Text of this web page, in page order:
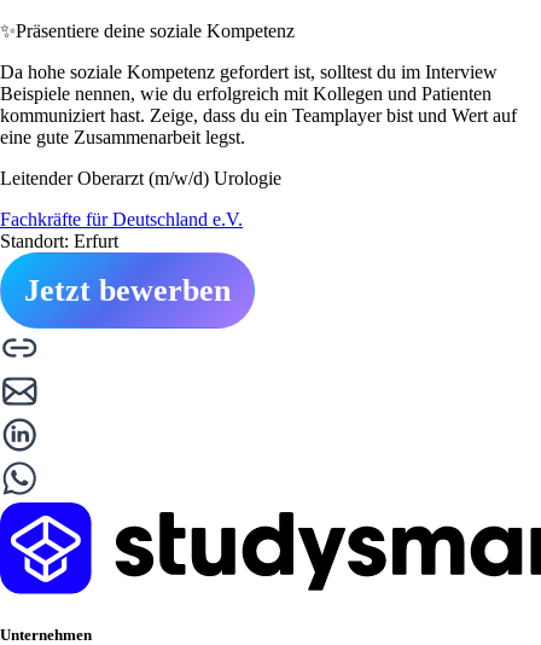
✨Präsentiere deine soziale Kompetenz
Da hohe soziale Kompetenz gefordert ist, solltest du im Interview
Beispiele nennen, wie du erfolgreich mit Kollegen und Patienten
kommuniziert hast. Zeige, dass du ein Teamplayer bist und Wert auf
eine gute Zusammenarbeit legst.
Leitender Oberarzt (m/w/d) Urologie
Fachkräfte für Deutschland e.V.
Standort: Erfurt
Jetzt bewerben
Unternehmen